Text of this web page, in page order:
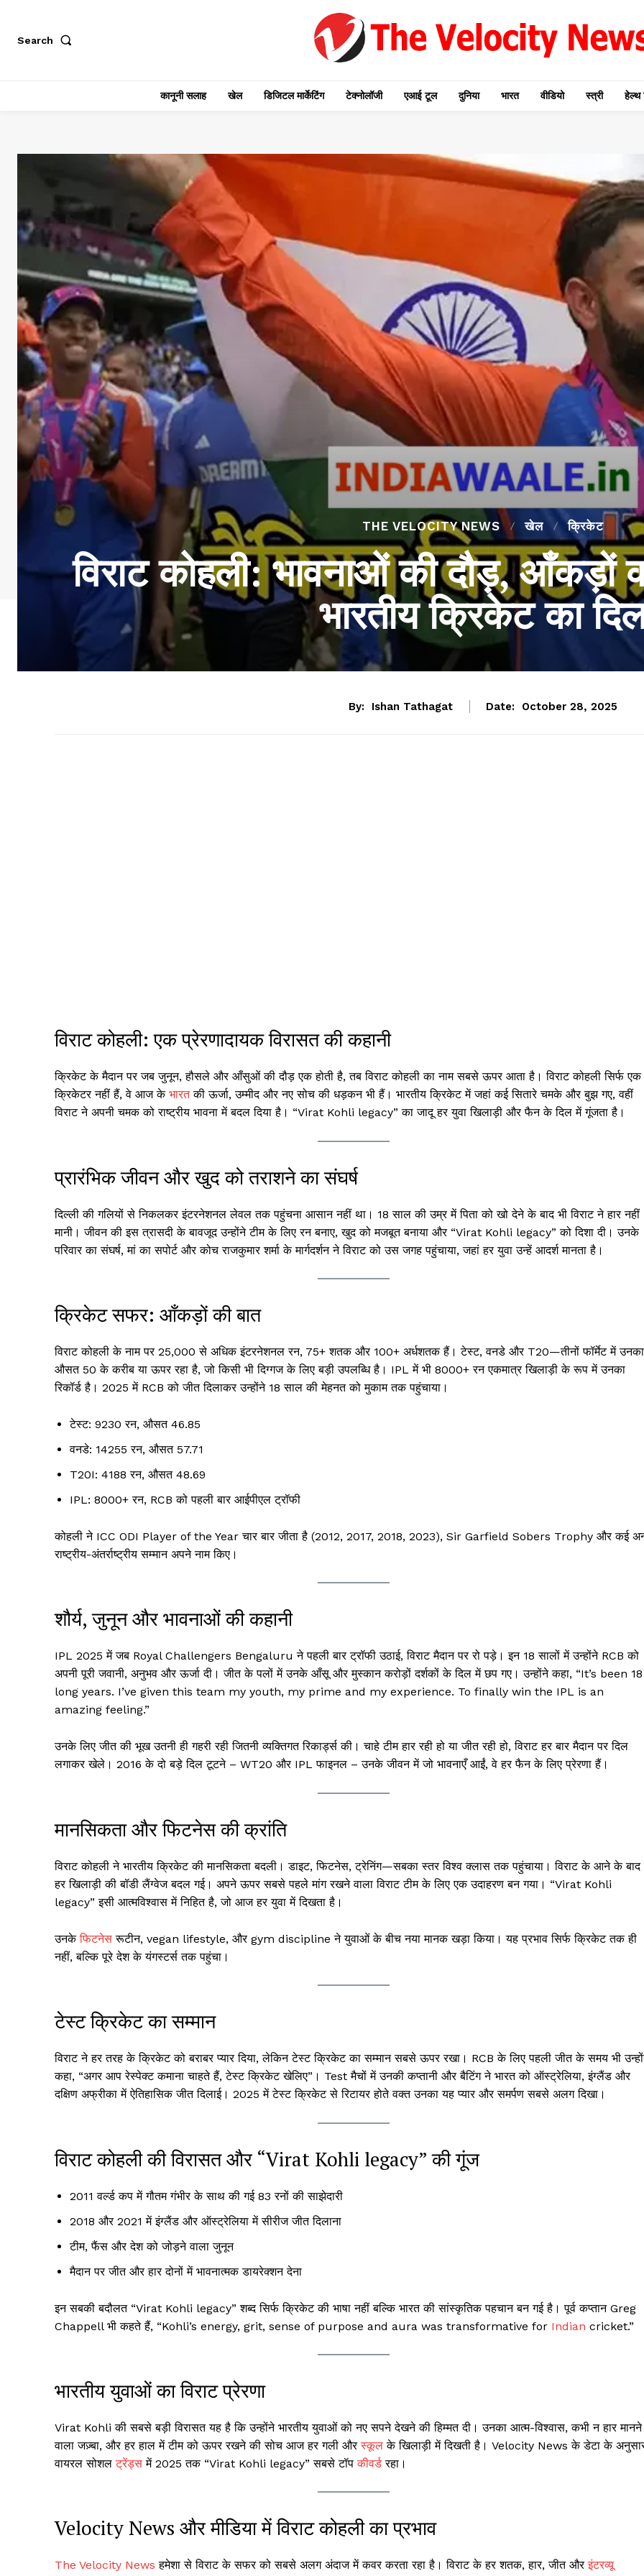
Search
कानूनी सलाह खेल डिजिटल मार्केटिंग टेक्नोलॉजी एआई टूल दुनिया भारत वीडियो स्त्री हेल्थ
THE VELOCITY NEWS खेल क्रिकेट
विराट कोहली: भावनाओं की दौड़, आँकड़ों
भारतीय क्रिकेट का
By: Ishan Tathagat Date: October 28, 2025
विराट कोहली: एक प्रेरणादायक विरासत की कहानी
क्रिकेट के मैदान पर जब जुनून, हौसले और आँसुओं की दौड़ एक होती है, तब विराट कोहली का नाम सबसे ऊपर आता है। विराट कोहली सिर्फ एक
क्रिकेटर नहीं हैं, वे आज के भारतकी ऊर्जा, उम्मीद और नए सोच की धड़कन भी हैं। भारतीय क्रिकेट में जहां कई सितारे चमके और बुझ गए, वहीं
विराट ने अपनी चमक को राष्ट्रीय भावना में बदल दिया है। “Virat Kohli legacy” का जादू हर युवा खिलाड़ी और फैन के दिल में गूंजता है।
प्रारंभिक जीवन और खुद को तराशने का संघर्ष
दिल्ली की गलियों से निकलकर इंटरनेशनल लेवल तक पहुंचना आसान नहीं था। 18 साल की उम्र में पिता को खो देने के बाद भी विराट ने हार नहीं
मानी। जीवन की इस त्रासदी के बावजूद उन्होंने टीम के लिए रन बनाए, खुद को मजबूत बनाया और “Virat Kohli legacy” को दिशा दी। उनके
परिवार का संघर्ष, मां का सपोर्ट और कोच राजकुमार शर्मा के मार्गदर्शन ने विराट को उस जगह पहुंचाया, जहां हर युवा उन्हें आदर्श मानता है।
क्रिकेट सफर: आँकड़ों की बात
विराट कोहली के नाम पर 25,000 से अधिक इंटरनेशनल रन, 75+ शतक और 100+ अर्धशतक हैं। टेस्ट, वनडे और T20—तीनों फॉर्मेट में उनका
औसत 50 के करीब या ऊपर रहा है, जो किसी भी दिग्गज के लिए बड़ी उपलब्धि है। IPL में भी 8000+ रन एकमात्र खिलाड़ी के रूप में उनका
रिकॉर्ड है। 2025 में RCB को जीत दिलाकर उन्होंने 18 साल की मेहनत को मुकाम तक पहुंचाया।
टेस्ट: 9230 रन, औसत 46.85
वनडे: 14255 रन, औसत 57.71
T20I: 4188 रन, औसत 48.69
IPL: 8000+ रन, RCB को पहली बार आईपीएल ट्रॉफी
कोहली ने ICC ODI Player of the Year चार बार जीता है (2012, 2017, 2018, 2023), Sir Garfield Sobers Trophy और कई
राष्ट्रीय-अंतर्राष्ट्रीय सम्मान अपने नाम किए।
शौर्य, जुनून और भावनाओं की कहानी
IPL 2025 में जब Royal Challengers Bengaluru ने पहली बार ट्रॉफी उठाई, विराट मैदान पर रो पड़े। इन 18 सालों में उन्होंने RCB को
अपनी पूरी जवानी, अनुभव और ऊर्जा दी। जीत के पलों में उनके आँसू और मुस्कान करोड़ों दर्शकों के दिल में छप गए। उन्होंने कहा, “It’s been 18
long years. I’ve given this team my youth, my prime and my experience. To finally win the IPL is an
amazing feeling.”
उनके लिए जीत की भूख उतनी ही गहरी रही जितनी व्यक्तिगत रिकार्ड्स की। चाहे टीम हार रही हो या जीत रही हो, विराट हर बार मैदान पर दिल
लगाकर खेले। 2016 के दो बड़े दिल टूटने – WT20 और IPL फाइनल – उनके जीवन में जो भावनाएँ आईं, वे हर फैन के लिए प्रेरणा हैं।
मानसिकता और फिटनेस की क्रांति
विराट कोहली ने भारतीय क्रिकेट की मानसिकता बदली। डाइट, फिटनेस, ट्रेनिंग—सबका स्तर विश्व क्लास तक पहुंचाया। विराट के आने के बाद
हर खिलाड़ी की बॉडी लैंग्वेज बदल गई। अपने ऊपर सबसे पहले मांग रखने वाला विराट टीम के लिए एक उदाहरण बन गया। “Virat Kohli
legacy” इसी आत्मविश्वास में निहित है, जो आज हर युवा में दिखता है।
उनकेफिटनेस रूटीन, vegan lifestyle, और gym discipline ने युवाओं के बीच नया मानक खड़ा किया। यह प्रभाव सिर्फ क्रिकेट तक ही
नहीं, बल्कि पूरे देश के यंगस्टर्स तक पहुंचा।
टेस्ट क्रिकेट का सम्मान
विराट ने हर तरह के क्रिकेट को बराबर प्यार दिया, लेकिन टेस्ट क्रिकेट का सम्मान सबसे ऊपर रखा। RCB के लिए पहली जीत के समय भी
कहा, “अगर आप रेस्पेक्ट कमाना चाहते हैं, टेस्ट क्रिकेट खेलिए”। Test मैचों में उनकी कप्तानी और बैटिंग ने भारत को ऑस्ट्रेलिया, इंग्लैंड और
दक्षिण अफ्रीका में ऐतिहासिक जीत दिलाई। 2025 में टेस्ट क्रिकेट से रिटायर होते वक्त उनका यह प्यार और समर्पण सबसे अलग दिखा।
विराट कोहली की विरासत और “Virat Kohli legacy” की गूंज
2011 वर्ल्ड कप में गौतम गंभीर के साथ की गई 83 रनों की साझेदारी
2018 और 2021 में इंग्लैंड और ऑस्ट्रेलिया में सीरीज जीत दिलाना
टीम, फैंस और देश को जोड़ने वाला जुनून
मैदान पर जीत और हार दोनों में भावनात्मक डायरेक्शन देना
इन सबकी बदौलत “Virat Kohli legacy” शब्द सिर्फ क्रिकेट की भाषा नहीं बल्कि भारत की सांस्कृतिक पहचान बन गई है। पूर्व कप्तान Greg
Chappell भी कहते हैं, “Kohli’s energy, grit, sense of purpose and aura was transformative for Indian cricket.”
भारतीय युवाओं का विराट प्रेरणा
Virat Kohli की सबसे बड़ी विरासत यह है कि उन्होंने भारतीय युवाओं को नए सपने देखने की हिम्मत दी। उनका आत्म-विश्वास, कभी न हार मानने
वाला जज़्बा, और हर हाल में टीम को ऊपर रखने की सोच आज हर गली औरस्कूल के खिलाड़ी में दिखती है। Velocity News के डेटा के
वायरल सोशलट्रेंड्स में 2025 तक “Virat Kohli legacy” सबसे टॉपकीवर्ड रहा।
Velocity News और मीडिया में विराट कोहली का प्रभाव
The Velocity News हमेशा से विराट के सफर को सबसे अलग अंदाज में कवर करता रहा है। विराट के हर शतक, हार, जीत औरइंटरव्यू